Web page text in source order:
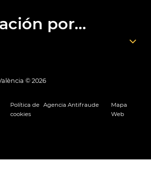
por...
© 2026
Política de
cookies
Agencia Antifraude
Mapa
Web